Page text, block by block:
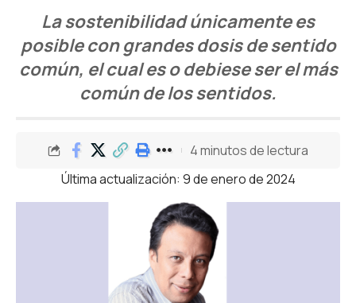
La sostenibilidad únicamente es
posible con grandes dosis de sentido
común, el cual es o debiese ser el más
común de los sentidos.
Última actualización: 9 de enero de 2024
4 minutos de lectura